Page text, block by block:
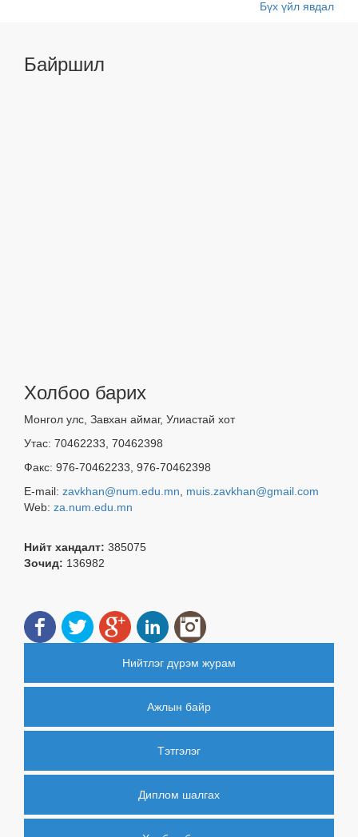
Бүх үйл явдал
Байршил
Холбоо барих
Монгол улс, Завхан аймаг, Улиастай хот
Утас: 70462233, 70462398
Факс: 976-70462233, 976-70462398
E-mail: zavkhan@num.edu.mn
muis.zavkhan@gmail.com
Web: za.num.edu.mn
Нийт хандалт: 385075
Зочид: 136982
Нийтлэг дүрэм журам
Ажлын байр
Тэтгэлэг
Диплом шалгах